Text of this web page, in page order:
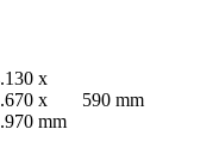
x
x
mm
590 mm